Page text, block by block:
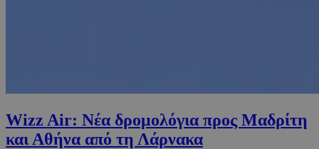
Wizz Air: Νέα δρομολόγια προς Μαδρίτη
και Αθήνα από τη Λάρνακα